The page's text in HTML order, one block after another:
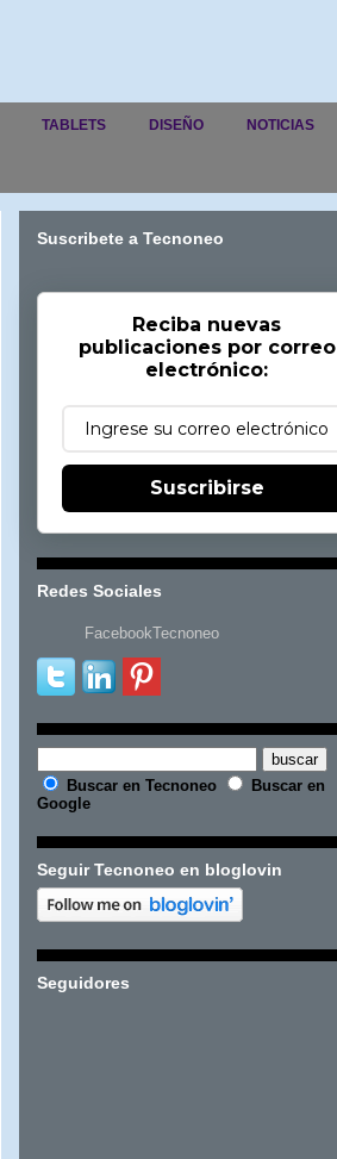
TABLETS DISEÑO NOTICIAS
Suscribete a Tecnoneo
Reciba nuevas
publicaciones por correo
electrónico:
Suscribirse
Redes Sociales
FacebookTecnoneo
Buscar en Tecnoneo
Buscar en
Google
Seguir Tecnoneo en bloglovin
Seguidores